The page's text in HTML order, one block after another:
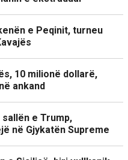
e Peqinit, turneu
10 milionë dollarë,
ankand
e Trump,
në Gjykatën Supreme